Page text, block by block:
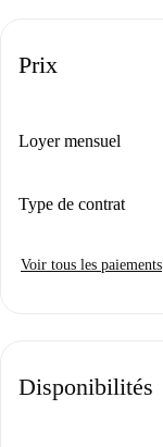
Prix
Loyer mensuel
Type de contrat
Voir tous les paiements
Disponibilités